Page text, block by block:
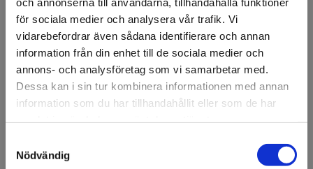
för sociala medier och analysera vår trafik. Vi
vidarebefordrar även sådana identifierare och annan
information från din enhet till de sociala medier och
annons- och analysföretag som vi samarbetar med.
Dessa kan i sin tur kombinera informationen med annan
information som du har tillhandahållit eller som de har
Nödvändig
Ansök om konto
Beskrivning
Ställbar skylthållare i aluminium - 180 mm.
Den ställbara skylthållare i aluminium är designad för att
sätt.